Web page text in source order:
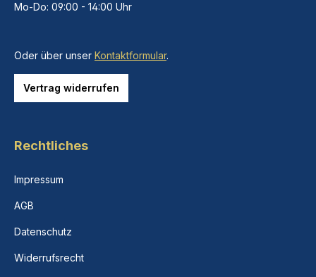
Mo-Do: 09:00 - 14:00 Uhr
Oder über unser Kontaktformular.
Vertrag widerrufen
Rechtliches
Impressum
AGB
Datenschutz
Widerrufsrecht